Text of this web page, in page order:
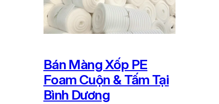
Bán Màng Xốp PE
Foam Cuộn & Tấm Tại
Bình Dương